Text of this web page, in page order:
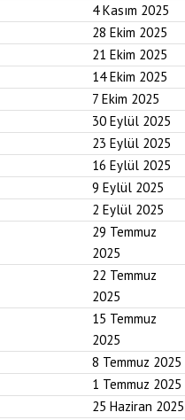
4 Kasım 2025
28 Ekim 2025
21 Ekim 2025
14 Ekim 2025
7 Ekim 2025
30 Eylül 2025
23 Eylül 2025
16 Eylül 2025
9 Eylül 2025
2 Eylül 2025
29 Temmuz
2025
22 Temmuz
2025
15 Temmuz
2025
8 Temmuz 2025
1 Temmuz 2025
25 Haziran 2025